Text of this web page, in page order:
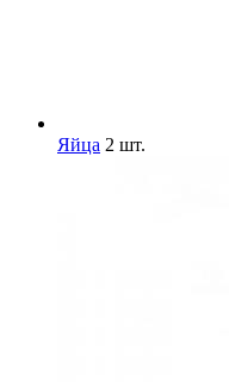
Яйца 2 шт.